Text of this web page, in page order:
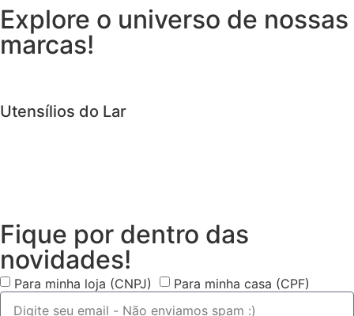
Explore o universo de nossas
marcas!
Utensílios do Lar
Fique por dentro das
novidades!
Para minha loja (CNPJ) Para minha casa (CPF)